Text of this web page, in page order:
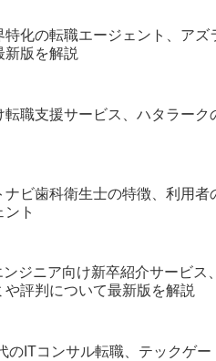
特化の転職エージェント、ア
新版を解説
転職支援サービス、ハタラー
ナビ歯科衛生士の特徴、利用
ト
ンジニア向け新卒紹介サービ
や評判について最新版を解説
のITコンサル転職、テックゲ